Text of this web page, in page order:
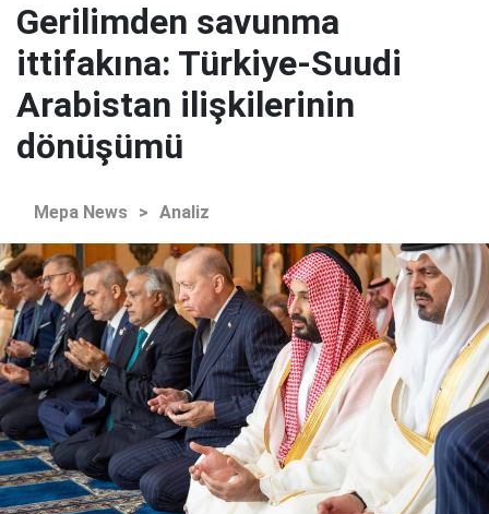
Gerilimden savunma
ittifakına: Türkiye-Suudi
Arabistan ilişkilerinin
dönüşümü
Mepa News > Analiz